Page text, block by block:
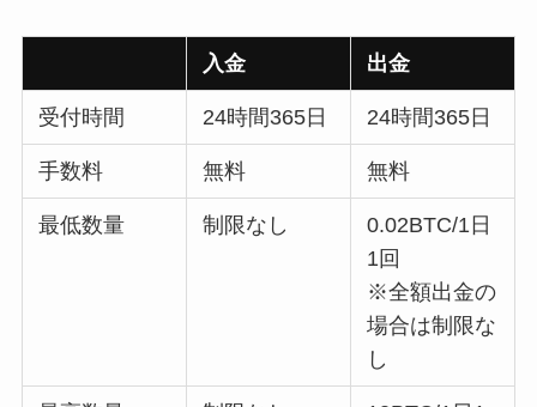
入金 出金
受付時間 24時間365日 24時間365日
手数料 無料 無料
最低数量 制限なし
0.02BTC/1日
1回
※全額出金の
場合は制限な
し